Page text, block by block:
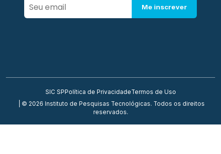
Me inscrever
SIC SP Política de PrivacidadeTermos de Uso
| © 2026 Instituto de Pesquisas Tecnológicas. Todos os direitos
reservados.